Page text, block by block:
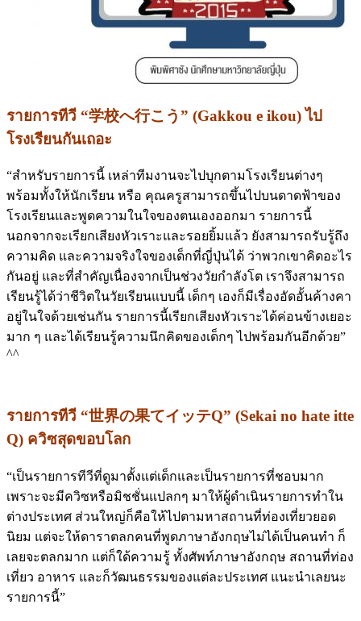
รายการทีวี “学校へ行こう” (Gakkou e ikou) ไป
โรงเรียนกันเถอะ
“สำหรับรายการนี้ เหล่าทีมงานจะไปบุกตามโรงเรียนต่างๆ
พร้อมทั้งให้นักเรียน หรือ คุณครูสามารถขึ้นไปบนดาดฟ้าของ
โรงเรียนและพูดความในใจของตนเองออกมา รายการนี้
นอกจากจะเรียกเสียงหัวเราะและรอยยิ้มแล้ว ยังสามารถรับรู้ถึง
ความคิด และความจริงใจของเด็กที่ญี่ปุ่นได้ ว่าพวกเขาคิดอะไร
กันอยู่ และที่สำคัญเนื่องจากเป็นช่วงวัยกำลังโต เราจึงสามารถ
เรียนรู้ได้ว่าชีวิตในวัยเรียนแบบนี้ เด็กๆ เองก็มีเรื่องอัดอั้นค้างคา
อยู่ในใจด้วยเช่นกัน รายการนี้เรียกเสียงหัวเราะได้ค่อนข้างเยอะ
มาก ๆ และได้เรียนรู้ความนึกคิดของเด็กๆ ไปพร้อมกันอีกด้วย”
^^
รายการทีวี “世界の果てイッテQ” (Sekai no hate itte
Q) ควิซสุดขอบโลก
“เป็นรายการทีวีที่ดูมาตั้งแต่เด็กและเป็นรายการที่ชอบมาก
เพราะจะมีควิซหรือมิชชั่นแปลกๆ มาให้ผู้ดำเนินรายการทำใน
ต่างประเทศ ส่วนใหญ่ก็คือให้ไปตามหาสถานที่ท่องเที่ยวยอด
นิยม แต่จะให้ดาราตลกคนที่พูดภาษาอังกฤษไม่ได้เป็นคนทำ ก็
เลยจะตลกมาก แต่ก็ใด้ความรู้ ทั้งศัพท์ภาษาอังกฤษ สถานที่ท่อง
เที่ยว อาหาร และก็วัฒนธรรมของแต่ละประเทศ แนะนำเลยนะ
รายการนี้”